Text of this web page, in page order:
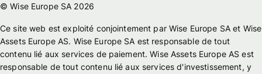
© Wise Europe SA 2026
Ce site web est exploité conjointement par Wise Europe SA et Wise
Assets Europe AS. Wise Europe SA est responsable de tout
contenu lié aux services de paiement. Wise Assets Europe AS est
responsable de tout contenu lié aux services d'investissement, y